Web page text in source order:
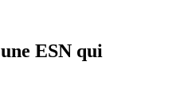
ESN qui